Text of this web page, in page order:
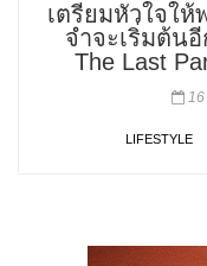
เตรียมหัวใจใ
จำจะเริ่มต้นอี
The Last
LIFESTYLE